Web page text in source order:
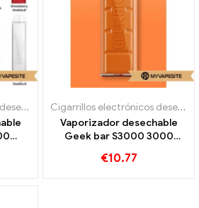
Cigarrillos electrónicos desechables
Cigarrillos electrónicos desechables
Vaporizador desechable
Geek bar S3000 3000
€10.77